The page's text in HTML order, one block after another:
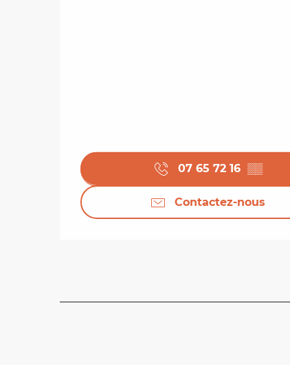
07 65 72 16 ▒▒
Contactez-nous